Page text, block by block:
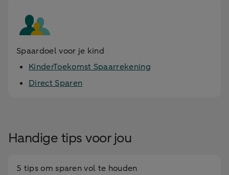
Spaardoel voor je kind
KinderToekomst Spaarrekening
Direct Sparen
Handige tips voor jou
5 tips om sparen vol te houden